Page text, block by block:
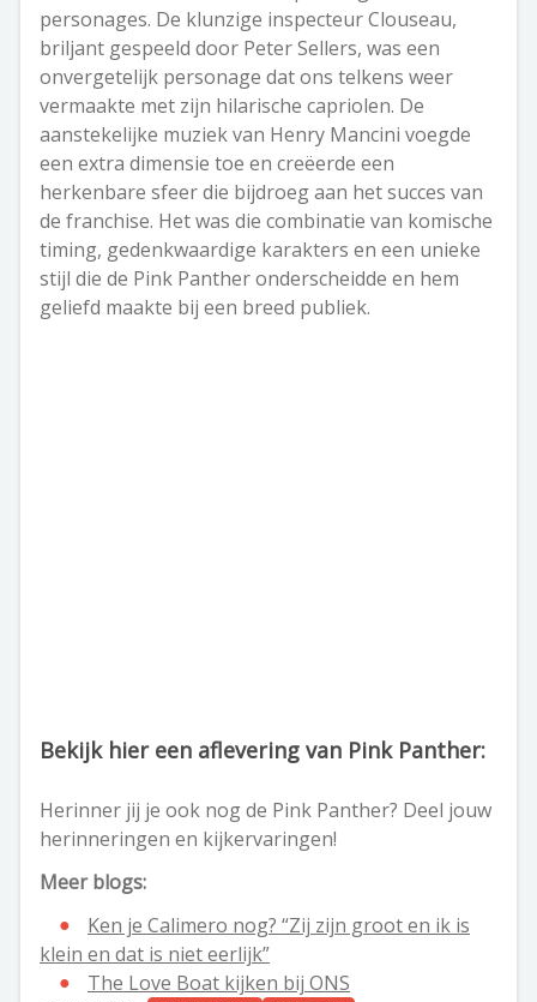
personages. De klunzige inspecteur Clouseau,
briljant gespeeld door Peter Sellers, was een
onvergetelijk personage dat ons telkens weer
vermaakte met zijn hilarische capriolen. De
aanstekelijke muziek van Henry Mancini voegde
een extra dimensie toe en creëerde een
herkenbare sfeer die bijdroeg aan het succes van
de franchise. Het was die combinatie van komische
timing, gedenkwaardige karakters en een unieke
stijl die de Pink Panther onderscheidde en hem
geliefd maakte bij een breed publiek.
Bekijk hier een aflevering van Pink Panther:
Herinner jij je ook nog de Pink Panther? Deel jouw
herinneringen en kijkervaringen!
Meer blogs:
Ken je Calimero nog? “Zij zijn groot en ik is
klein en dat is niet eerlijk”
The Love Boat kijken bij ONS